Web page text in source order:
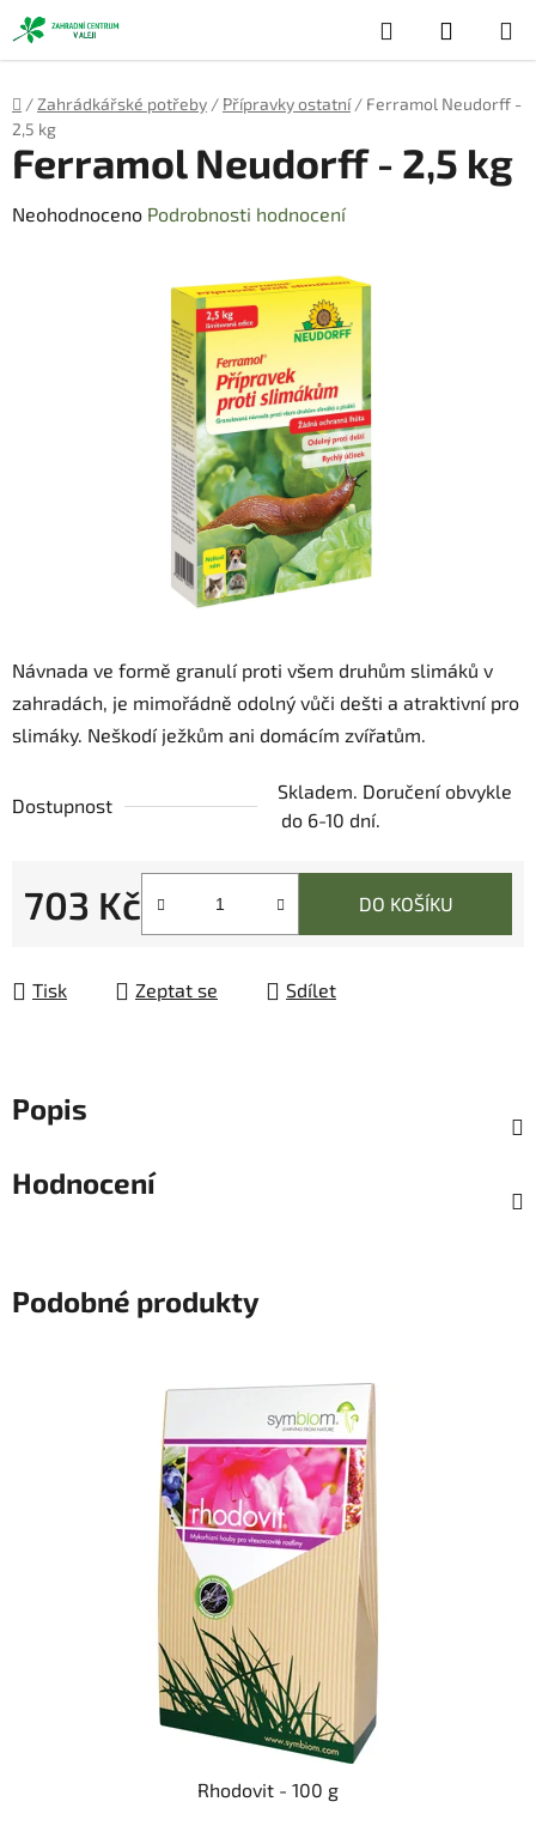
Přejít
na
obsah
Hledat
KOŠÍK
Domů
/ Zahrádkářské potřeby / Přípravky ostatní / Ferramol Neudorff -
2,5 kg
Návnada ve formě granulí proti všem druhům slimáků v
zahradách, je mimořádně odolný vůči dešti a atraktivní pro
slimáky. Neškodí ježkům ani domácím zvířatům.
Dostupnost
Skladem. Doručení obvykle
do 6-10 dní.
703 Kč DO KOŠÍKU
Tisk Zeptat se Sdílet
Ferramol Neudorff - 2,5 kg
Průměrné
Neohodnoceno Podrobnosti hodnocení
Popis
Hodnocení
Podobné produkty
Rhodovit - 100 g